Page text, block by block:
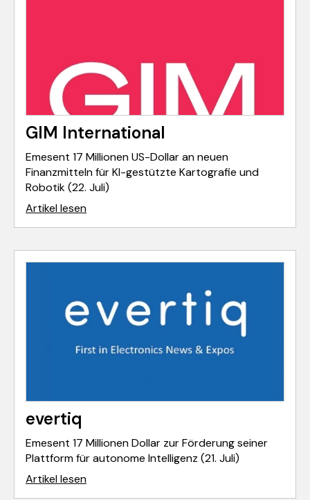
GIM International
Emesent 17 Millionen US-Dollar an neuen
Finanzmitteln für KI-gestützte Kartografie und
Robotik (22. Juli)
Artikel lesen
evertiq
Emesent 17 Millionen Dollar zur Förderung seiner
Plattform für autonome Intelligenz (21. Juli)
Artikel lesen